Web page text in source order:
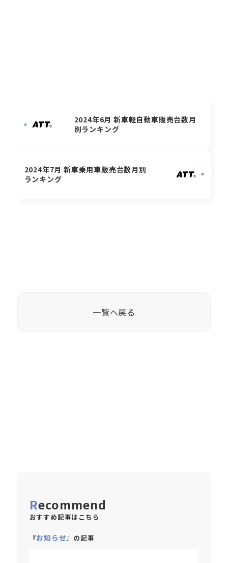
2024年6月 新車軽自動車販売台数月
別ランキング
2024年7月 新車乗用車販売台数月別
ランキング
一覧へ戻る
Recommend
おすすめ記事はこちら
『お知らせ』の記事